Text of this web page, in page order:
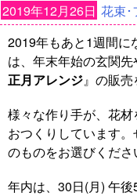
2019年12月26日 花束･
2019年もあと1週間に
は、年末年始の玄関
正月アレンジ』の販売
様々な作り手が、花
おつくりしています
のものをお選びくださ
年内は、30日(月) 午後